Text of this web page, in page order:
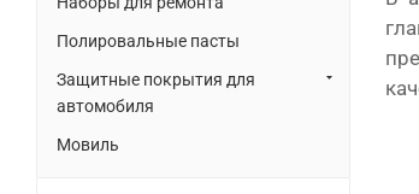
Полировальные пасты
Защитные покрытия для
автомобиля
Мовиль